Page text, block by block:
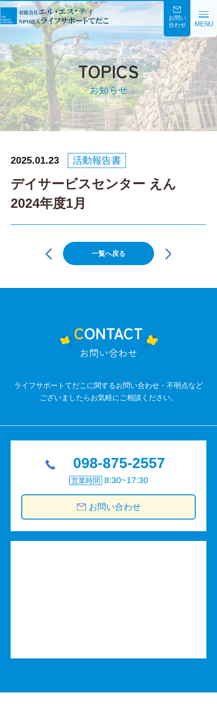
お問い
合わせ
MENU
TOPICS
お知らせ
デイサービスセンター えん
2024年度1月
2025.01.23 活動報告書
シ
一覧へ戻る
CONTACT
お問い合わせ
ライフサポートてだこに関するお問い合わせ・不明点など
ございましたらお気軽にご相談ください。
098-875-2557
営業時間 8:30~17:30
お問い合わせ